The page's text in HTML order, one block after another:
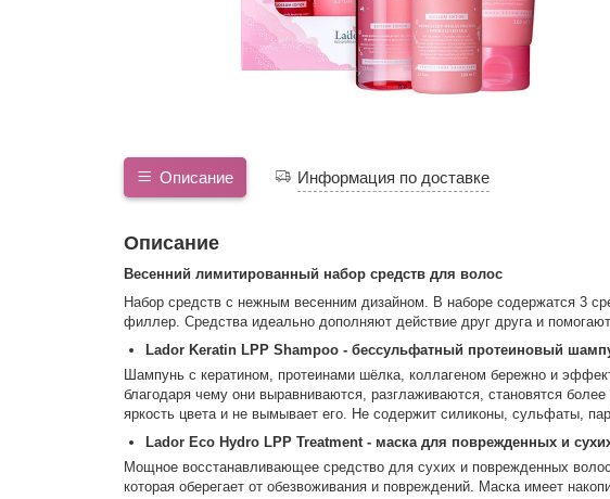
Описание Информация по доставке
Описание
Весенний лимитированный набор средств для волос
Набор средств с нежным весенним дизайном. В наборе содержатся 3
филлер. Средства идеально дополняют действие друг друга и помогают
Lador Keratin LPP Shampoo - бессульфатный протеиновый
Шампунь с кератином, протеинами шёлка, коллагеном бережно и
благодаря чему они выравниваются, разглаживаются, становятся
яркость цвета и не вымывает его. Не содержит силиконы, сульфаты,
Lador Eco Hydro LPP Treatment - маска для поврежденных и
Мощное восстанавливающее средство для сухих и поврежденных
которая оберегает от обезвоживания и повреждений. Маска имеет